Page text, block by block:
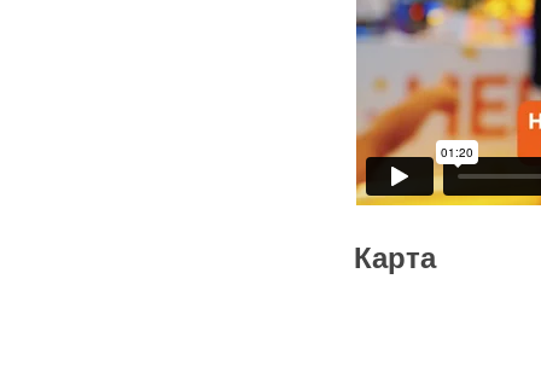
⁃ Шар-сюрприз
⁃ Интерактивное
⁃ Праздничное угощение
⁃ 30 обработанных фото
Цена: будни 34 500
HELLO BOOM
⁃ Аренда Party Room 2,5
⁃ Безлимитные билеты в
⁃ Тематический герой на 1
⁃ Интерактивное
Карта